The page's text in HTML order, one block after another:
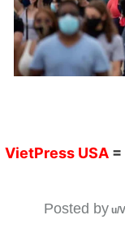
VietPress USA =
Posted by u/